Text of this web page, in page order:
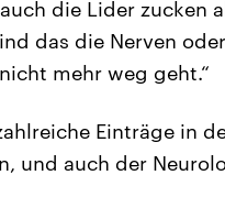
die Lider zucken
das die Nerven oder
mehr weg geht.“
Einträge in
und auch der